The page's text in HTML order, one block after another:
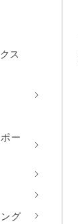
ス
ー
グ